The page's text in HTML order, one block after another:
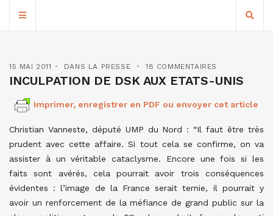
15 MAI 2011 DANS LA PRESSE 18 COMMENTAIRES
INCULPATION DE DSK AUX ETATS-UNIS
Imprimer, enregistrer en PDF ou envoyer cet article
Christian Vanneste, député UMP du Nord : “Il faut être très
prudent avec cette affaire. Si tout cela se confirme, on va
assister à un véritable cataclysme. Encore une fois si les
faits sont avérés, cela pourrait avoir trois conséquences
évidentes : l’image de la France serait ternie, il pourrait y
avoir un renforcement de la méfiance de grand public sur la